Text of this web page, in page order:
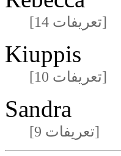
[14 تعريفات]
Kiuppis
[10 تعريفات]
Sandra
[9 تعريفات]